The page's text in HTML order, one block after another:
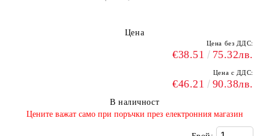
Цена
Цена без ДДС:
€38.51 75.32лв.
Цена с ДДС:
€46.21 90.38лв.
В наличност
​Цените важат само при поръчки през електронния магазин